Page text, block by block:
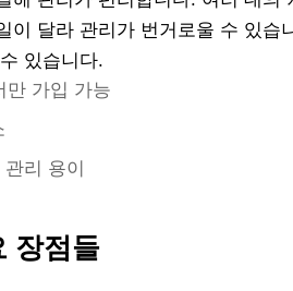
이 달라 관리가 번거로울 수 있습
있습니다.
만 가입 가능
리 용이
장점들